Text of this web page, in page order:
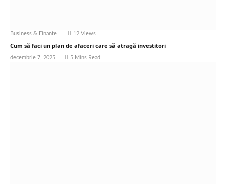
Business & Finanțe 12 Views
Cum să faci un plan de afaceri care să atragă investitori
decembrie 7, 2025 5 Mins Read